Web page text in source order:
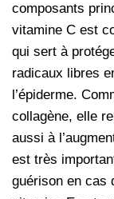
composants
vitamine C est
qui sert à
radicaux libres
l’épiderme.
collagène, elle
aussi à
est très
guérison en cas